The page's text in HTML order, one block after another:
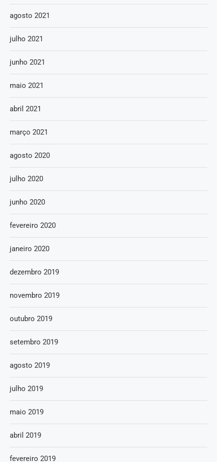
agosto 2021
julho 2021
junho 2021
maio 2021
abril 2021
março 2021
agosto 2020
julho 2020
junho 2020
fevereiro 2020
janeiro 2020
dezembro 2019
novembro 2019
outubro 2019
setembro 2019
agosto 2019
julho 2019
maio 2019
abril 2019
fevereiro 2019